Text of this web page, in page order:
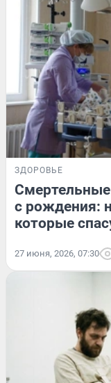
ЗДОРОВЬЕ
с рождения:
которые
27 июня, 2026, 07:30